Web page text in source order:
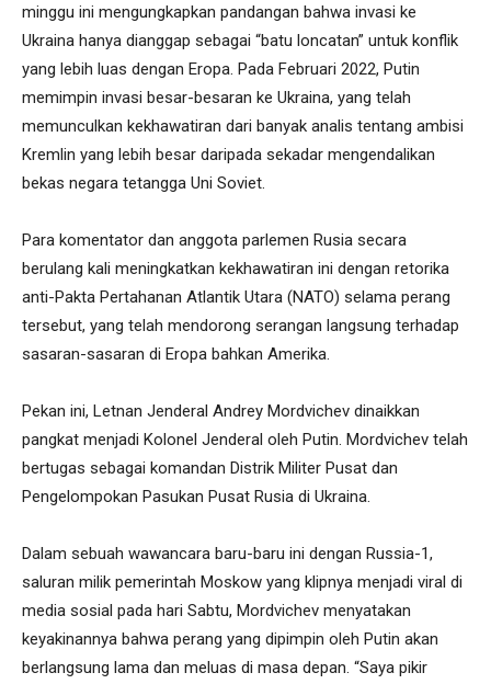
minggu ini mengungkapkan pandangan bahwa invasi ke
Ukraina hanya dianggap sebagai “batu loncatan” untuk konflik
yang lebih luas dengan Eropa. Pada Februari 2022, Putin
memimpin invasi besar-besaran ke Ukraina, yang telah
memunculkan kekhawatiran dari banyak analis tentang ambisi
Kremlin yang lebih besar daripada sekadar mengendalikan
bekas negara tetangga Uni Soviet.
Para komentator dan anggota parlemen Rusia secara
berulang kali meningkatkan kekhawatiran ini dengan retorika
anti-Pakta Pertahanan Atlantik Utara (NATO) selama perang
tersebut, yang telah mendorong serangan langsung terhadap
sasaran-sasaran di Eropa bahkan Amerika.
Pekan ini, Letnan Jenderal Andrey Mordvichev dinaikkan
pangkat menjadi Kolonel Jenderal oleh Putin. Mordvichev telah
bertugas sebagai komandan Distrik Militer Pusat dan
Pengelompokan Pasukan Pusat Rusia di Ukraina.
Dalam sebuah wawancara baru-baru ini dengan Russia-1,
saluran milik pemerintah Moskow yang klipnya menjadi viral di
media sosial pada hari Sabtu, Mordvichev menyatakan
keyakinannya bahwa perang yang dipimpin oleh Putin akan
berlangsung lama dan meluas di masa depan. “Saya pikir